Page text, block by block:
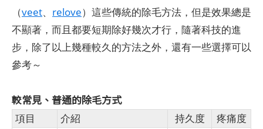
（veet、 relove）這些傳統的除毛方法，但是效果總是
不顯著，而且都要短期除好幾次才行，隨著科技的進
步，除了以上幾種較久的方法之外，還有一些選擇可以
參考～
較常見、普通的除毛方式
項目 介紹 持久度 疼痛度